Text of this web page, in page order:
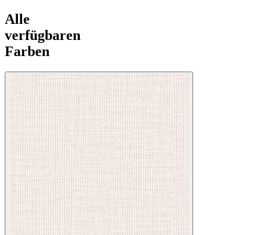
Alle
verfügbaren
Farben